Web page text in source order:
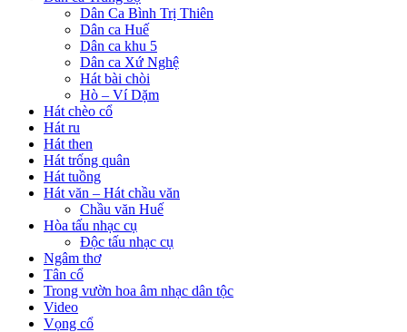
Dân Ca Bình Trị Thiên
Dân ca Huế
Dân ca khu 5
Dân ca Xứ Nghệ
Hát bài chòi
Hò – Ví Dặm
Hát chèo cổ
Hát ru
Hát then
Hát trống quân
Hát tuồng
Hát văn – Hát chầu văn
Chầu văn Huế
Hòa tấu nhạc cụ
Độc tấu nhạc cụ
Ngâm thơ
Tân cổ
Trong vườn hoa âm nhạc dân tộc
Video
Vọng cổ